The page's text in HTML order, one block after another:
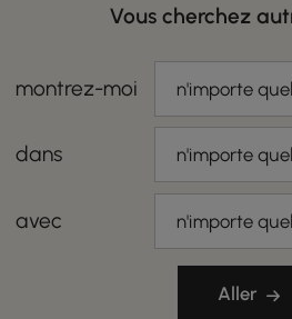
Vous cherchez
montrez-moi n'importe
dans n'importe
avec n'importe
Aller